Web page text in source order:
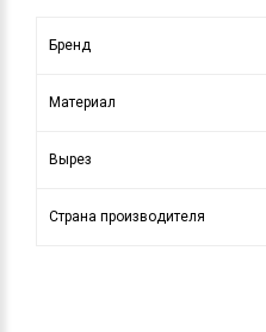
Бренд
Материал
Вырез
Страна производителя